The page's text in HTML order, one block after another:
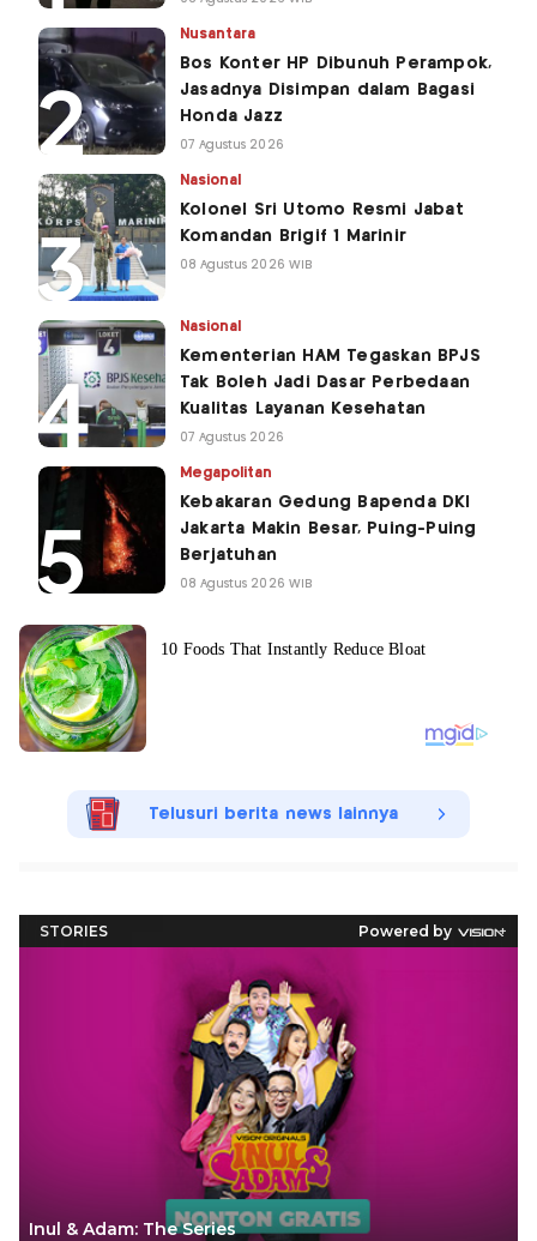
Nusantara
Bos Konter HP Dibunuh Perampok,
Jasadnya Disimpan dalam Bagasi
Honda Jazz
07 Agustus 2026
Nasional
Kolonel Sri Utomo Resmi Jabat
Komandan Brigif 1 Marinir
08 Agustus 2026 WIB
Nasional
Kementerian HAM Tegaskan BPJS
Tak Boleh Jadi Dasar Perbedaan
Kualitas Layanan Kesehatan
07 Agustus 2026
Megapolitan
Kebakaran Gedung Bapenda DKI
Jakarta Makin Besar, Puing-Puing
Berjatuhan
08 Agustus 2026 WIB
Telusuri berita news lainnya